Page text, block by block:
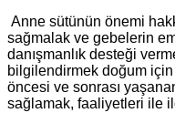
Anne sütünün önemi
sağmalak ve gebelerin
danışmanlık desteği
bilgilendirmek doğum için
öncesi ve sonrası
sağlamak, faaliyetleri ile